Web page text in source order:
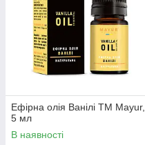
Ефірна олія Ванілі ТМ Mayur,
5 мл
В наявності